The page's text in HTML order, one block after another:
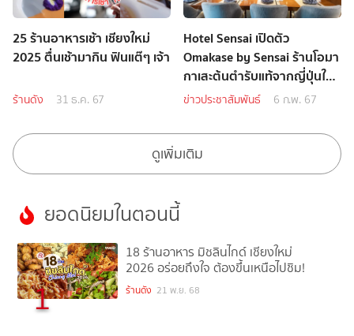
25 ร้านอาหารเช้า เชียงใหม่
2025 ตื่นเช้ามากิน ฟินแต๊ๆ เจ้า
ร้านดัง 31 ธ.ค. 67
Hotel Sensai เปิดตัว
Omakase by Sensai ร้านโอมา
กาเสะต้นตำรับแท้จากญี่ปุ่นใน
เชียงใหม่ รังสรรค์โดยเชฟ
ข่าวประชาสัมพันธ์ 6 ก.พ. 67
ดูเพิ่มเติม
ยอดนิยมในตอนนี้
1
18 ร้านอาหาร มิชลินไกด์ เชียงใหม่
2026 อร่อยถึงใจ ต้องขึ้นเหนือไปชิม!
ร้านดัง 21 พ.ย. 68